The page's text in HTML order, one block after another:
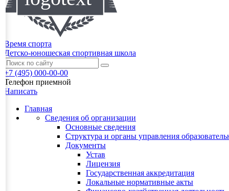
Время спорта
Детско-юношеская спортивная школа
+7 (495) 000-00-00
Телефон приемной
Написать
Главная
Сведения об организации
Основные сведения
Структура и органы управления
Документы
Устав
Лицензия
Государственная аккредитация
Локальные нормативные акты